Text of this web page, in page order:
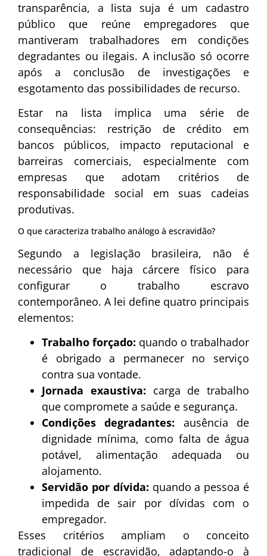
transparência, a lista suja é um cadastro
público que reúne empregadores que
mantiveram trabalhadores em condições
degradantes ou ilegais. A inclusão só ocorre
após a conclusão de investigações e
esgotamento das possibilidades de recurso.
Estar na lista implica uma série de
consequências: restrição de crédito em
bancos públicos, impacto reputacional e
barreiras comerciais, especialmente com
empresas que adotam critérios de
responsabilidade social em suas cadeias
produtivas.
O que caracteriza trabalho análogo à escravidão?
Segundo a legislação brasileira, não é
necessário que haja cárcere físico para
configurar o trabalho escravo
contemporâneo. A lei define quatro principais
elementos:
Trabalho forçado: quando o trabalhador
é obrigado a permanecer no serviço
contra sua vontade.
Jornada exaustiva: carga de trabalho
que compromete a saúde e segurança.
Condições degradantes: ausência de
dignidade mínima, como falta de água
potável, alimentação adequada ou
alojamento.
Servidão por dívida: quando a pessoa é
impedida de sair por dívidas com o
empregador.
Esses critérios ampliam o conceito
tradicional de escravidão, adaptando-o à